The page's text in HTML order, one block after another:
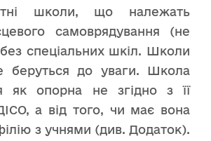
школи, що належать
самоврядування (не
без спеціальних шкіл. Школи
беруться до уваги. Школа
як опорна не згідно з її
а від того, чи має вона
з учнями (див. Додаток).